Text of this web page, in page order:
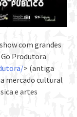
com grandes
Go Produtora
> (antiga
mercado cultural
e artes